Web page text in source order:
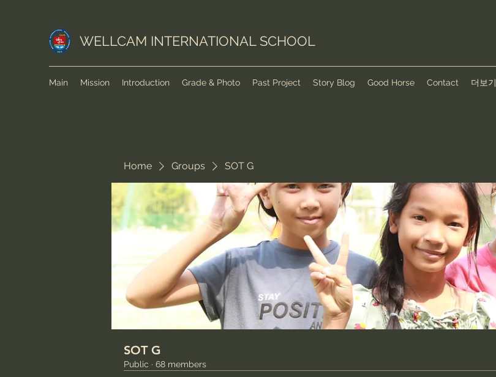
WELLCAM INTERNATIONAL SCHOOL
Main Mission Introduction Grade & Photo Past Project Story Blog Good Horse Contact 더보기
Home Groups SOT G
SOT G
Public · 68 members